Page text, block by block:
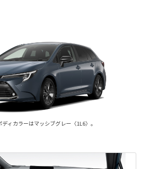
ィカラーはマッシブグレー〈1L6〉。